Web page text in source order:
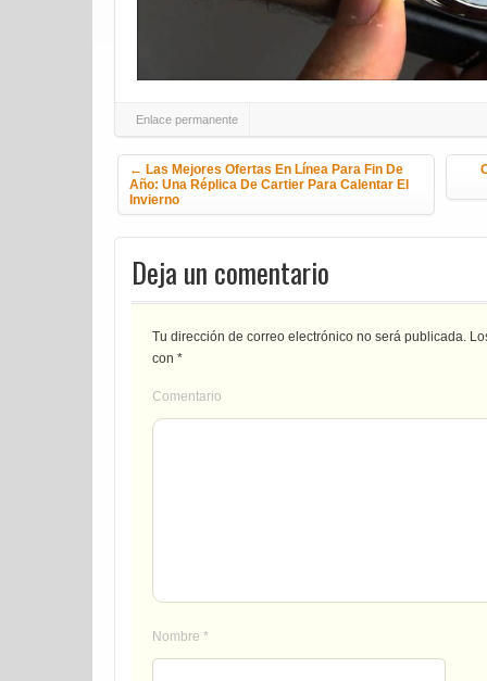
Enlace permanente
Navegación de la entrada
← Las Mejores Ofertas En Línea Para Fin De
Año: Una Réplica De Cartier Para Calentar El
Invierno
Deja un comentario
Tu dirección de correo electrónico no será publicada.
con *
Comentario
Nombre *